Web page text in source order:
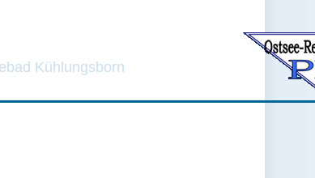
Kühlungsborn